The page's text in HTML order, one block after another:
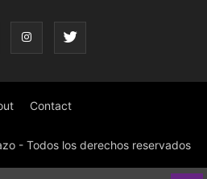
Contact
- Todos los derechos reservados